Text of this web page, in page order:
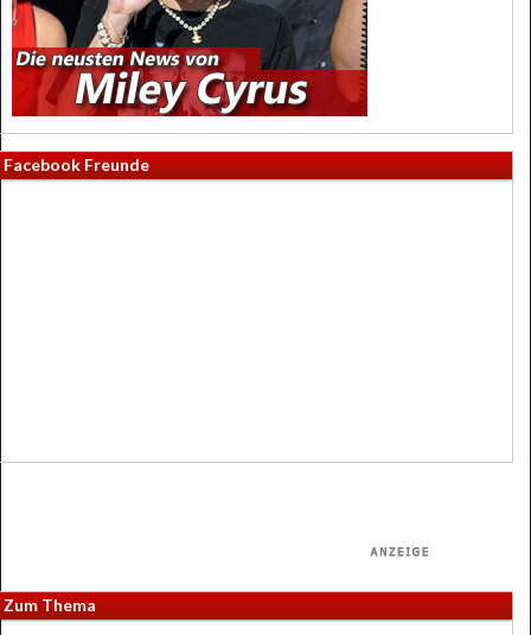
Facebook Freunde
Zum Thema